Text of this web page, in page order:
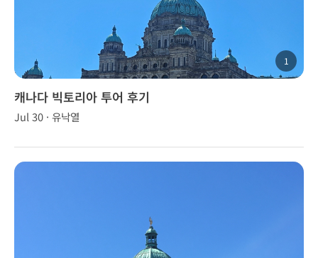
1
캐나다 빅토리아 투어 후기
Jul 30 · 유낙열